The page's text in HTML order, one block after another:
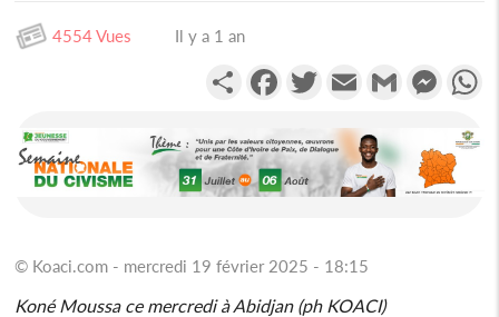
4554 Vues Il y a 1 an
PartagerFacebookTwitterEmail Gmail
© Koaci.com - mercredi 19 février 2025 - 18:15
Koné Moussa ce mercredi à Abidjan (ph KOACI)